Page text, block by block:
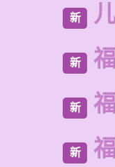
新
新
新
新